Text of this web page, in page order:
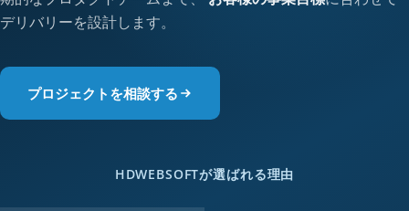
デリバリーを設計します。
プロジェクトを相談する
HDWEBSOFTが選ばれる理由